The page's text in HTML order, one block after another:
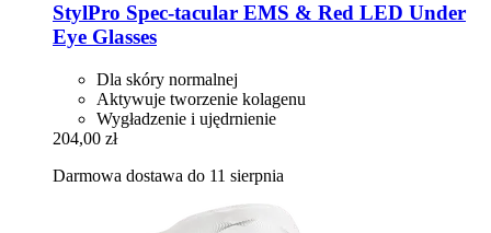
StylPro Spec-​tacular EMS & Red LED Under
Eye Glasses
Dla skóry normalnej
Aktywuje tworzenie kolagenu
Wygładzenie i ujędrnienie
204,00 zł
Darmowa dostawa do 11 sierpnia